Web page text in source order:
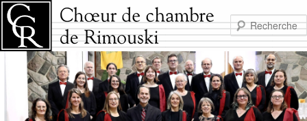
Aller
au
contenu
principal